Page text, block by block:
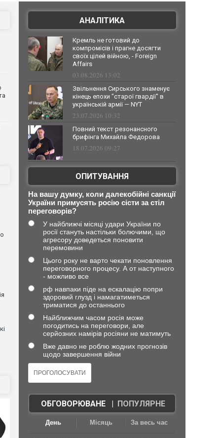
АНАЛІТИКА
Кремль не готовий до
компромісів і прагне досягти
своїх цілей війною, - Foreign
Affairs
03.08.2026 13:02
Звільнення Сирського знаменує
кінець епохи "старої гвардії" в
українській армії — NYT
23.07.2026 10:32
Повний текст резонансного
брифінга Михайла Федорова
18.07.2026 09:27
ОПИТУВАННЯ
На вашу думку, коли далекобійні санкції
України примусять росію сісти за стіл
переговорів?
У найближчі місяці удари України по
росії стануть настільки болючими, що
агресору доведеться поновити
перемовини
Цього року не варто чекати поновлення
переговорного процесу. А от наступного
- можливо все
рф навпаки піде на ескалацію попри
здоровий глузд і намагатиметься
триматися до останнього
Найближчим часом росія може
погодитись на переговори, але
серйозних намірів росіяни не матимуть
Вже давно не роблю жодних прогнозів
щодо завершення війни
ОБГОВОРЮВАНЕ| ПОПУЛЯРНЕ
День Місяць За весь час